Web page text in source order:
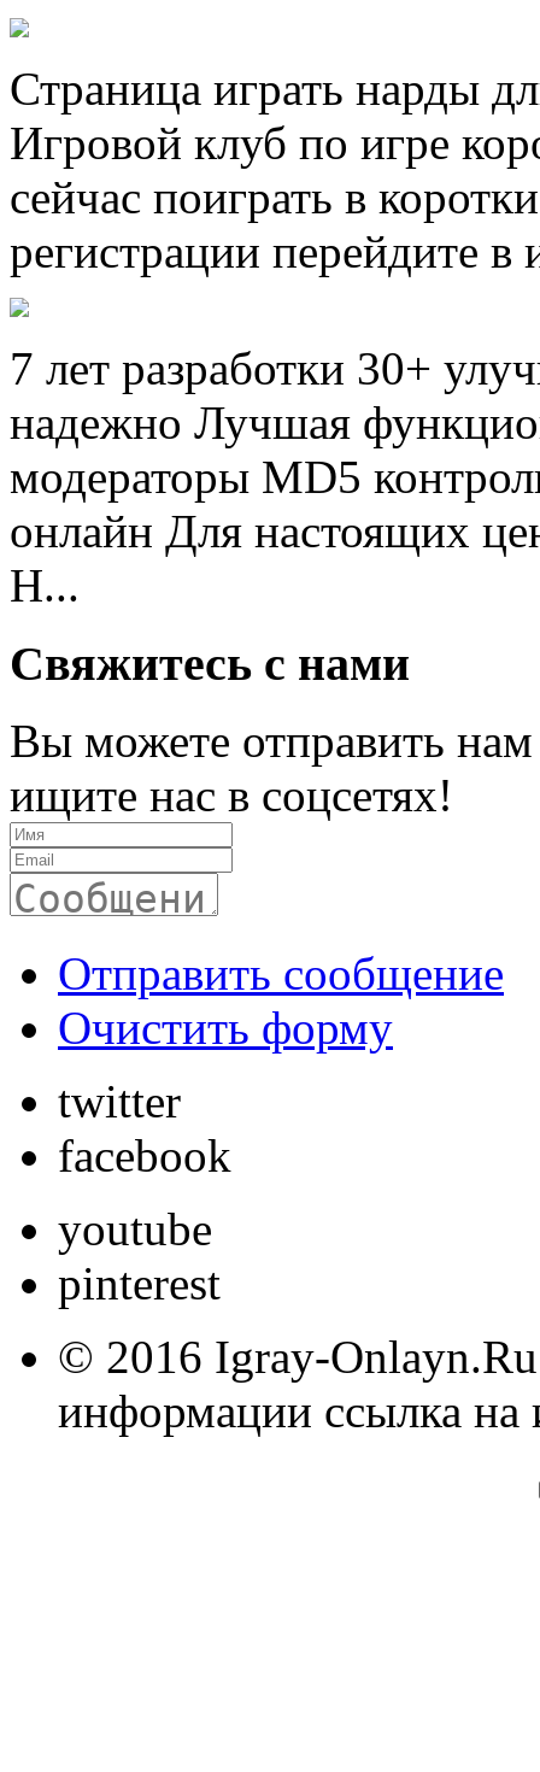
Страница играть нарды
Игровой клуб по игре
сейчас поиграть в
регистрации перейдите
7 лет разработки 30+
надежно Лучшая
модераторы MD5
онлайн Для настоящих
Н...
Свяжитесь с нами
Вы можете отправить
ищите нас в соцсетях!
Отправить сообщение
Очистить форму
twitter
facebook
youtube
pinterest
© 2016 Igray-
информации ссылка на